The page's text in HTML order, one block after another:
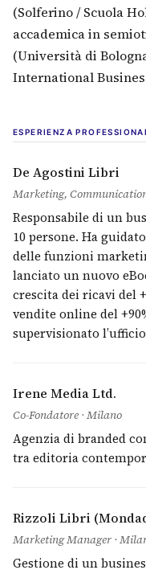
(Solferino / Scuola
accademica in
(Università di
International
ESPERIENZA
De Agostini Libri
Marketing,
Responsabile di un
10 persone. Ha
delle funzioni
lanciato un nuovo
crescita dei ricavi del
vendite online del
supervisionato
Irene Media Ltd.
Co-Fondatore · Milano
Agenzia di branded
tra editoria
Rizzoli Libri
Marketing Manager ·
Gestione di un